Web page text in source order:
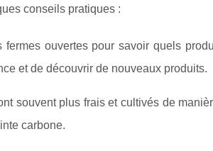
conseils pratiques :
ouvertes pour savoir quels
et de découvrir de nouveaux produits.
souvent plus frais et cultivés de
carbone.